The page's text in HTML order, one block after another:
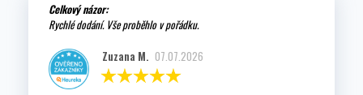
Celkový názor:
Rychlé dodání. Vše proběhlo v pořádku.
Zuzana M. 07.07.2026